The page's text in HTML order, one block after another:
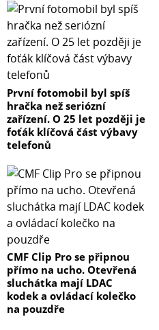
První fotomobil byl spíš
hračka než seriózní
zařízení. O 25 let později je
foťák klíčová část výbavy
telefonů
CMF Clip Pro se připnou
přímo na ucho. Otevřená
sluchátka mají LDAC
kodek a ovládací kolečko
na pouzdře